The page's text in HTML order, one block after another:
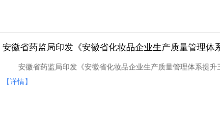
安徽省药监局印发《安徽省化妆品企业生产质量管理
安徽省药监局印发《安徽省化妆品企业生产质量管理体系提
【详情】